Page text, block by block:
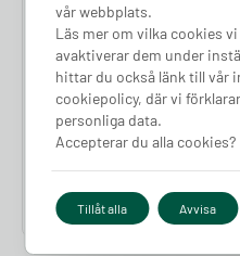
Laddkabel 5-20m (11kW)
Finns i lager
2 380kr
vår webbplats.
Läs mer om vilka cookies
avaktiverar dem under
hittar du också länk till vår
cookiepolicy, där vi
personliga data.
Accepterar du alla cookies?
Tillåt alla Avvisa